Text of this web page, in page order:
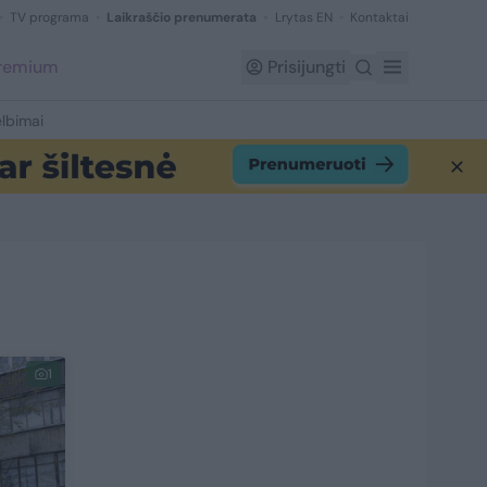
TV programa Laikraščio prenumerata Lrytas EN Kontaktai
Prisijungti
1